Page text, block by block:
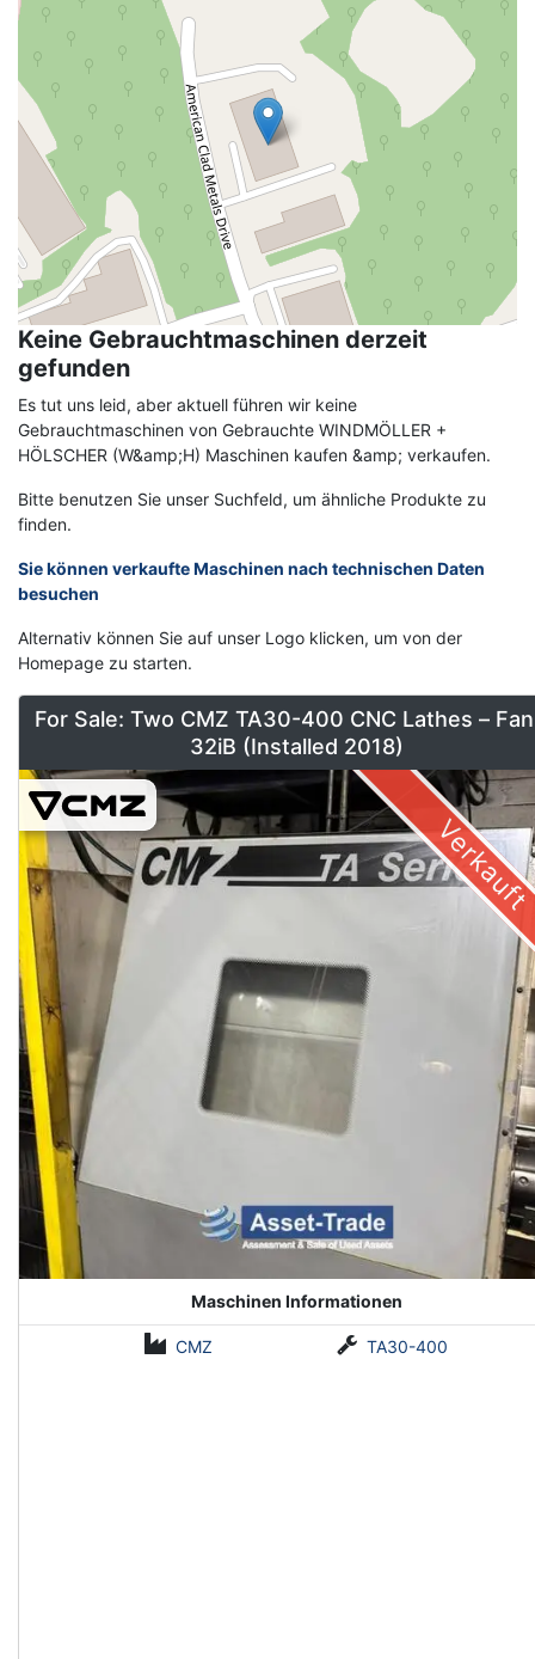
Keine Gebrauchtmaschinen derzeit
gefunden
Es tut uns leid, aber aktuell führen wir keine
Gebrauchtmaschinen von Gebrauchte WINDMÖLLER +
HÖLSCHER (W&amp;H) Maschinen kaufen &amp; verkaufen.
Bitte benutzen Sie unser Suchfeld, um ähnliche Produkte zu
finden.
Sie können verkaufte Maschinen nach technischen Daten
besuchen
Alternativ können Sie auf unser Logo klicken, um von der
Homepage zu starten.
For Sale: Two CMZ TA30-400 CNC Lathes –
32iB (Installed 2018)
Verkauft
Maschinen Informationen
CMZ TA30-400